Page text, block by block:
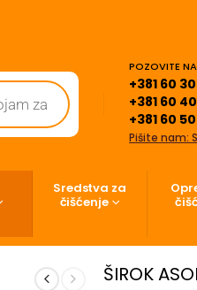
POZOVITE
+381 60
+381 60
+381 60
Pišite nam:
Sredstva za
čišćenje
ŠIROK